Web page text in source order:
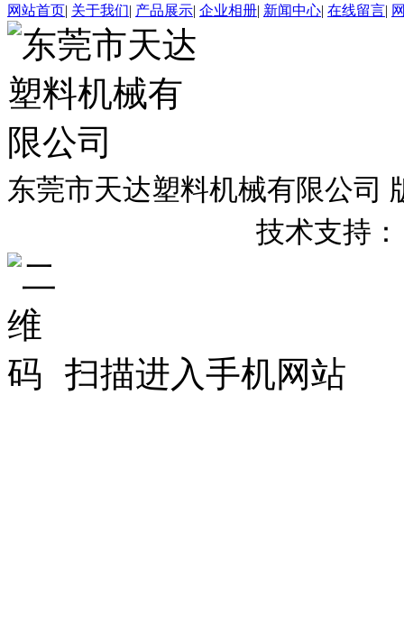
网站首页| 关于我们| 产品展示| 企业相册| 新闻中心| 在线留言|
东莞市天达塑料机械有限公司
技术支持：
扫描进入手机网站